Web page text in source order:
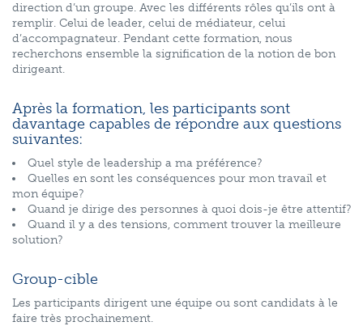
direction d’un groupe. Avec les différents rôles qu’ils ont à
remplir. Celui de leader, celui de médiateur, celui
d’accompagnateur. Pendant cette formation, nous
recherchons ensemble la signification de la notion de bon
dirigeant.
Après la formation, les participants sont
davantage capables de répondre aux questions
suivantes:
Quel style de leadership a ma préférence?
Quelles en sont les conséquences pour mon travail et
mon équipe?
Quand je dirige des personnes à quoi dois-je être attentif?
Quand il y a des tensions, comment trouver la meilleure
solution?
Group-cible
Les participants dirigent une équipe ou sont candidats à le
faire très prochainement.